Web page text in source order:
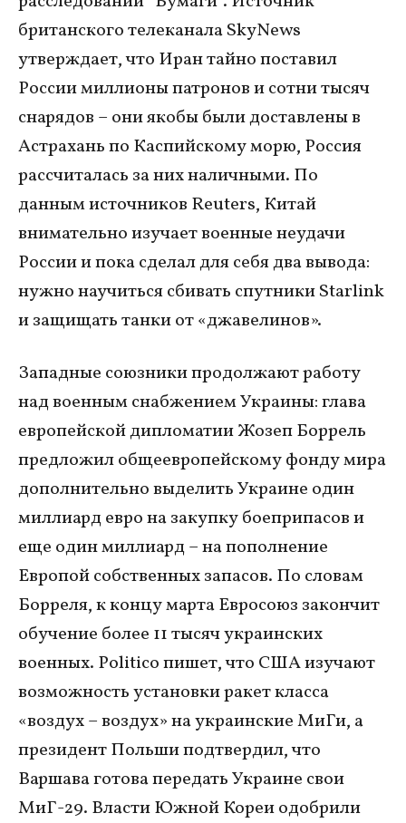
британского телеканала SkyNews
утверждает, что Иран тайно поставил
России миллионы патронов и сотни тысяч
снарядов – они якобы были доставлены в
Астрахань по Каспийскому морю, Россия
рассчиталась за них наличными. По
данным источников Reuters, Китай
внимательно изучает военные неудачи
России и пока сделал для себя два вывода:
нужно научиться сбивать спутники Starlink
и защищать танки от «джавелинов».
Западные союзники продолжают работу
над военным снабжением Украины: глава
европейской дипломатии Жозеп Боррель
предложил общеевропейскому фонду мира
дополнительно выделить Украине один
миллиард евро на закупку боеприпасов и
еще один миллиард – на пополнение
Европой собственных запасов. По словам
Борреля, к концу марта Евросоюз закончит
обучение более 11 тысяч украинских
военных. Politico пишет, что США изучают
возможность установки ракет класса
«воздух – воздух» на украинские МиГи, а
президент Польши подтвердил, что
Варшава готова передать Украине свои
МиГ-29. Власти Южной Кореи одобрили